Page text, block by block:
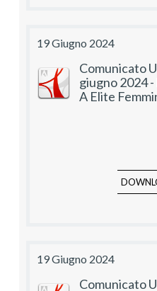
19 Giugno 2024
Comunicato
giugno 2024
A Elite
19 Giugno 2024
Comunicato